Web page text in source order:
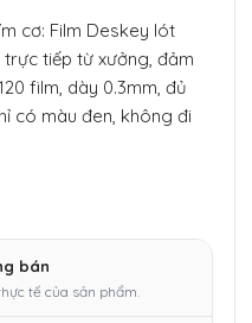
₫.
cơ: Film Deskey lót
tiếp từ xưởng, đảm
film, dày 0.3mm, đủ
có màu đen, không đi
bán
tế của sản phẩm.